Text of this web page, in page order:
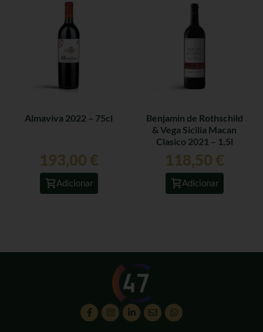
Almaviva 2022 – 75cl
193,00 €
Adicionar
Benjamin de Rothschild
& Vega Sicilia Macan
Clasico 2021 – 1,5l
118,50 €
Adicionar